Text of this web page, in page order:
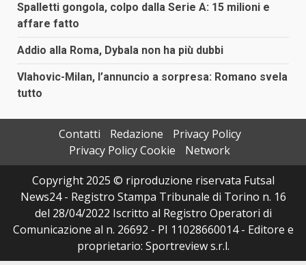
Spalletti gongola, colpo dalla Serie A: 15 milioni e
affare fatto
Addio alla Roma, Dybala non ha più dubbi
Vlahovic-Milan, l’annuncio a sorpresa: Romano svela
tutto
Contatti Redazione
Privacy Policy
Privacy Policy Cookie
Network
Copyright 2025 © riproduzione riservata Futsal
News24 - Registro Stampa Tribunale di Torino n. 16
del 28/04/2022 Iscritto al Registro Operatori di
Comunicazione al n. 26692 - PI 11028660014 - Editore e
proprietario: Sportreview s.r.l.